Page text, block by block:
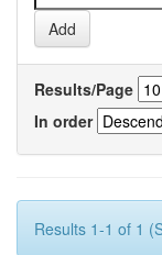
Results/Page
In order
Results 1-1 of 1